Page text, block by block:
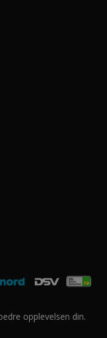
opplevelsen din.
Alle rettigheter forbeholdt.